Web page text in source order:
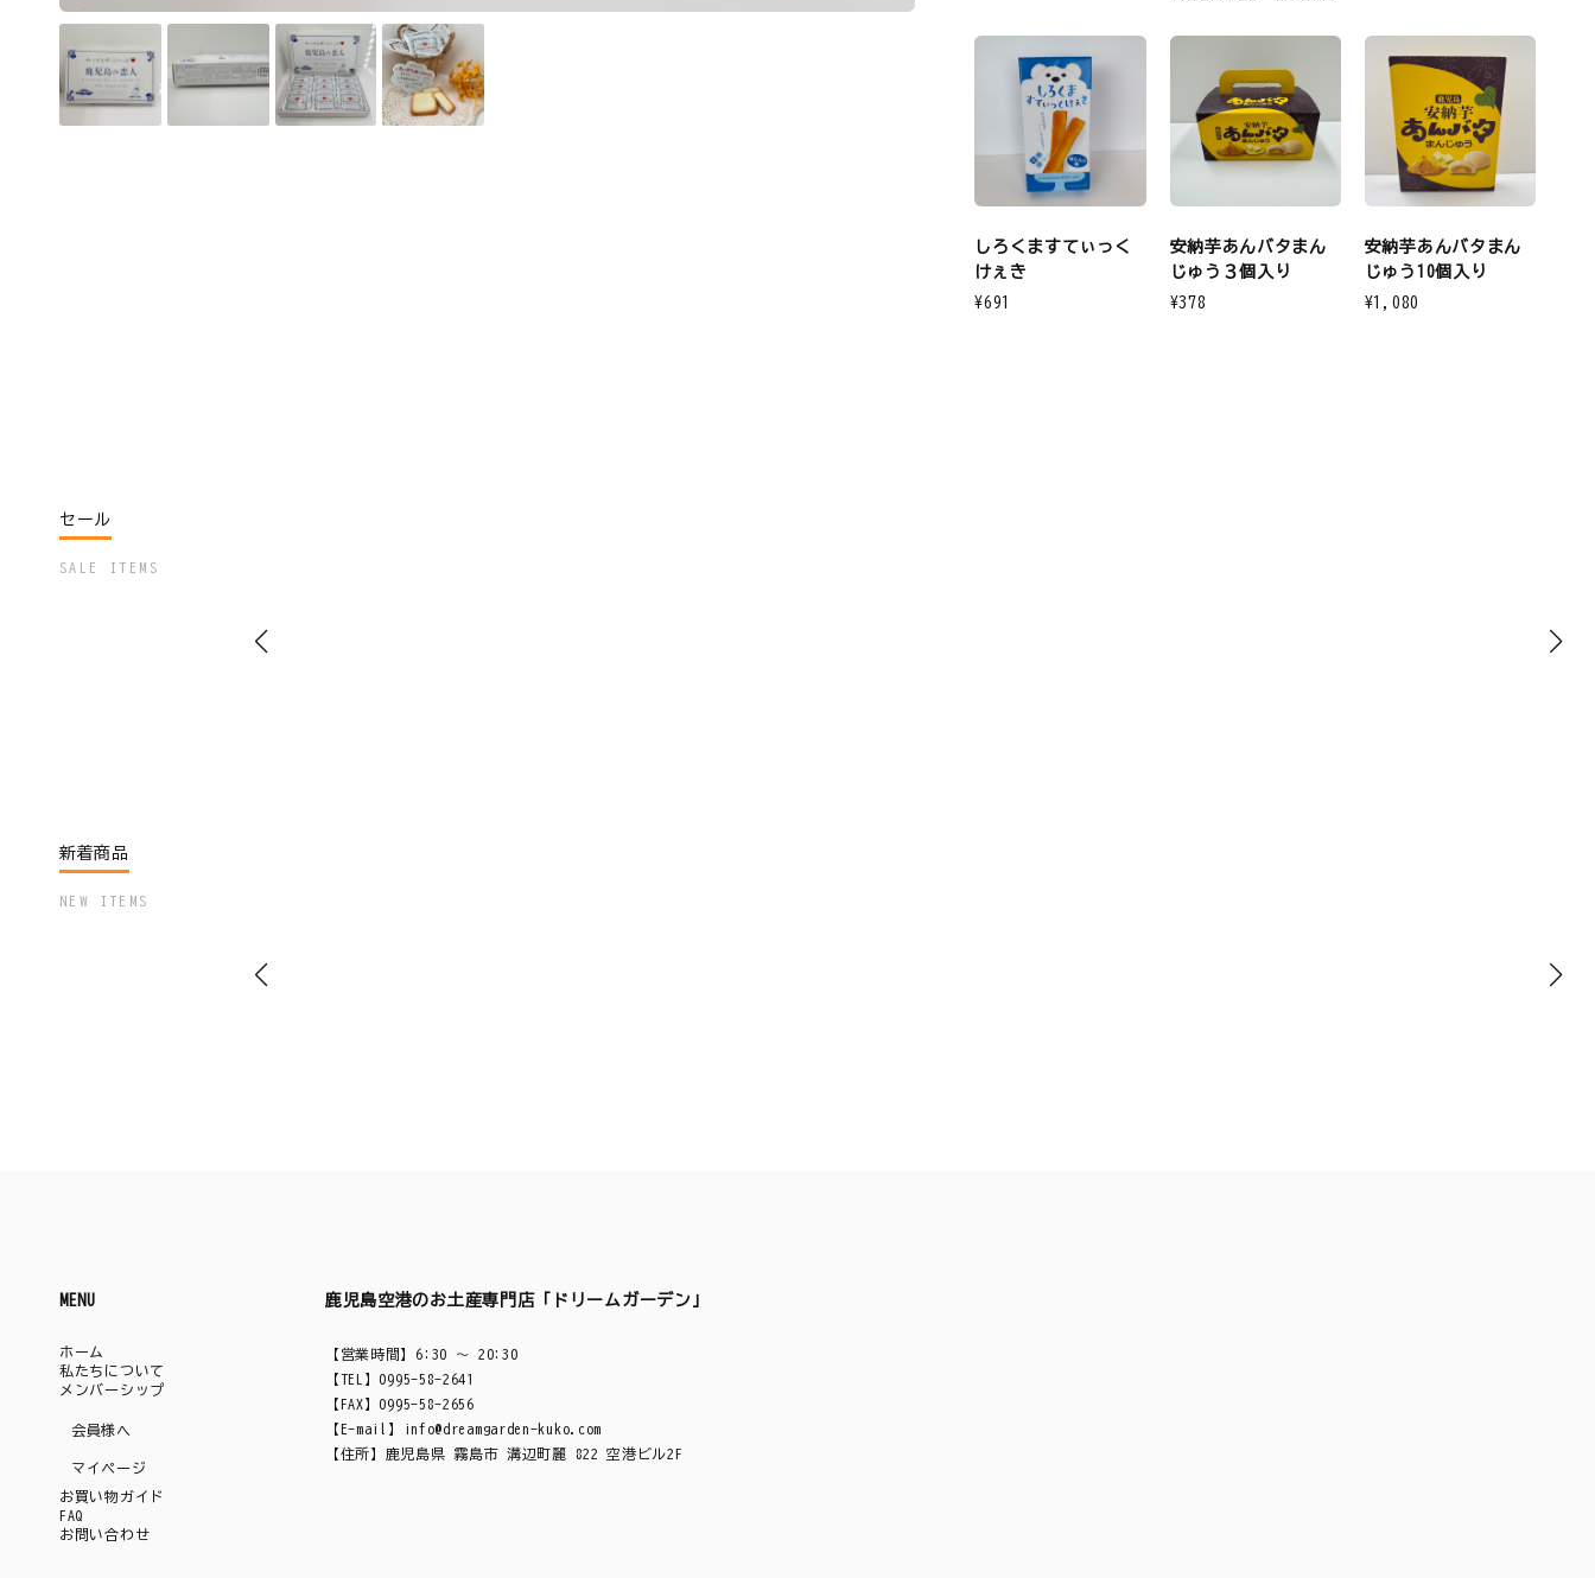
しろくますてぃっく
けぇき
¥691
安納芋あんバタまん
じゅう３個入り
¥378
安納芋あんバタまん
じゅう10個入り
¥1,080
セール
SALE ITEMS
新着商品
NEW ITEMS
鹿児島空港のお土産専門店「ドリームガーデン」
【営業時間】6:30 ～ 20:30
【TEL】0995-58-2641
【FAX】0995-58-2656
【E-mail】
info@dreamgarden-kuko.com
【住所】鹿児島県 霧島市 溝辺町麗 822 空港ビル2F
MENU
ホーム
私たちについて
メンバーシップ
会員様へ
マイページ
お買い物ガイド
FAQ
お問い合わせ